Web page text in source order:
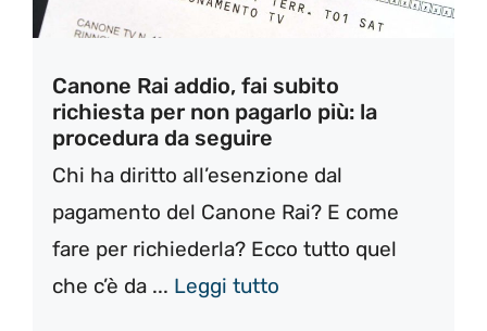
Canone Rai addio, fai subito
richiesta per non pagarlo più: la
procedura da seguire
Chi ha diritto all’esenzione dal
pagamento del Canone Rai? E come
fare per richiederla? Ecco tutto quel
che c’è da ... Leggi tutto